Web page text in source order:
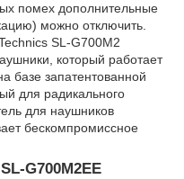
помех дополнительные
можно отключить.
SL-G700M2
который работает
базе запатентованной
для радикального
для наушников
бескомпромиссное
G700M2EE